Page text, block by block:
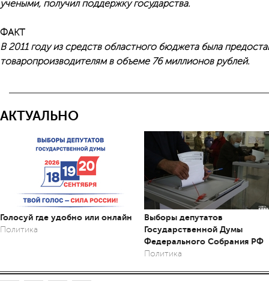
учеными, получил поддержку государства.
ФАКТ
В 2011 году из средств областного бюджета была
товаропроизводителям в объеме 76 миллионов рублей.
АКТУАЛЬНО
Голосуй где удобно или онлайн
Политика
Выборы депутатов
Государственной Думы
Федерального Собрания РФ
Политика